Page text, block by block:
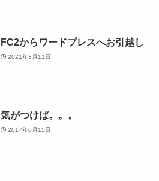
FC2からワードプレスへお引越し
2021年3月11日
気がつけば。。。
2017年6月15日